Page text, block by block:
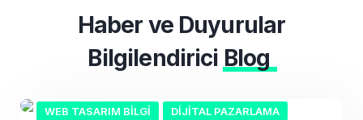
Haber ve Duyurular
Bilgilendirici Blog
WEB TASARIM BILGI DIJITAL PAZARLAMA